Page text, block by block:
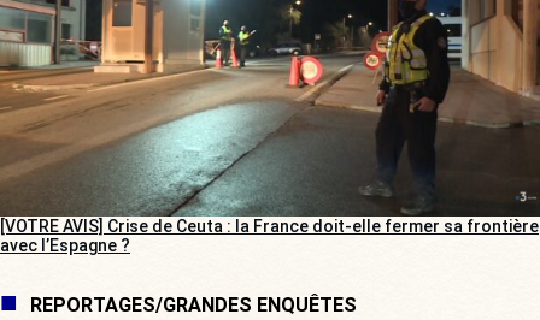
[VOTRE AVIS] Crise de Ceuta : la France doit-elle fermer sa frontière
avec l’Espagne ?
REPORTAGES/GRANDES ENQUÊTES